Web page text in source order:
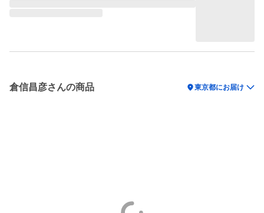
倉信昌彦さんの商品 location_on東京都にお届け